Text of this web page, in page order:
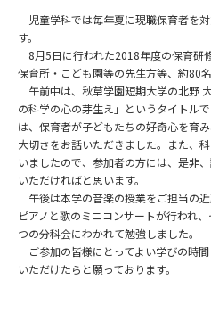
児童学科では毎年夏に現職保育者を
す。
8月5日に行われた2018年度の保育研
保育所・こども園等の先生方等、約80
午前中は、秋草学園短期大学の北野
の科学の心の芽生え」というタイトル
は、保育者が子どもたちの好奇心を育
大切さをお話いただきました。また、
いましたので、参加者の方には、是非
いただければと思います。
午後は本学の音楽の授業をご担当の
ピアノと歌のミニコンサートが行われ
つの分科会にわかれて勉強しました。
ご参加の皆様にとってよい学びの時
いただけたらと願っております。